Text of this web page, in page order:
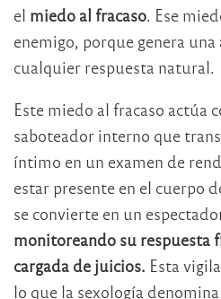
el miedo al fracaso . Ese
enemigo, porque genera
cualquier respuesta natural.
Este miedo al fracaso actúa
saboteador interno que
íntimo en un examen de
estar presente en el cuerpo
se convierte en un
monitoreando su respuesta
cargada de juicios. Esta
lo que la sexología